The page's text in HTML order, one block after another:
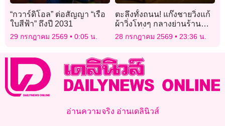
“กวาร์ดิโอล” ต่อสัญญา “เรือ
ใบสีฟ้า” ถึงปี 2031
29 กรกฎาคม 2569 0:05 น.
ตะลึงทั้งถนน! แก๊งชายวิ่งแก้
ผ้าวิ่งโทงๆ กลางย่านร้าน
อาหารชื่อดังในออสเตรเลีย
28 กรกฎาคม 2569 23:36 น.
อ่านความจริง อ่านเดลินิวส์